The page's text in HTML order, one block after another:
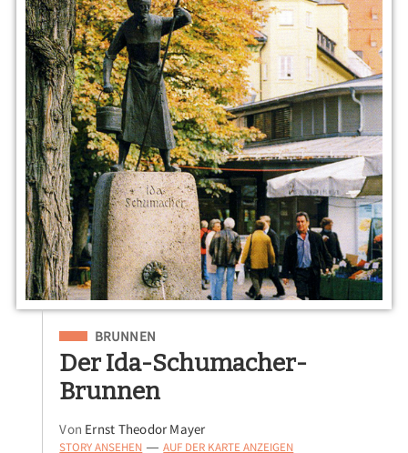
Eingeordnet unter
BRUNNEN
Der Ida-Schumacher-
Brunnen
Von Ernst Theodor Mayer
STORY ANSEHEN — AUF DER KARTE ANZEIGEN